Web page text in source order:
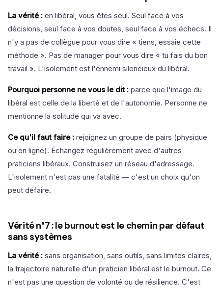
La vérité : en libéral, vous êtes seul. Seul face à vos
décisions, seul face à vos doutes, seul face à vos échecs. Il
n'y a pas de collègue pour vous dire « tiens, essaie cette
méthode ». Pas de manager pour vous dire « tu fais du bon
travail ». L'isolement est l'ennemi silencieux du libéral.
Pourquoi personne ne vous le dit : parce que l'image du
libéral est celle de la liberté et de l'autonomie. Personne ne
mentionne la solitude qui va avec.
Ce qu'il faut faire : rejoignez un groupe de pairs (physique
ou en ligne). Échangez régulièrement avec d'autres
praticiens libéraux. Construisez un réseau d'adressage.
L'isolement n'est pas une fatalité — c'est un choix qu'on
peut défaire.
Vérité n°7 : le burnout est le chemin par défaut
sans systèmes
La vérité : sans organisation, sans outils, sans limites claires,
la trajectoire naturelle d'un praticien libéral est le burnout. Ce
n'est pas une question de volonté ou de résilience. C'est